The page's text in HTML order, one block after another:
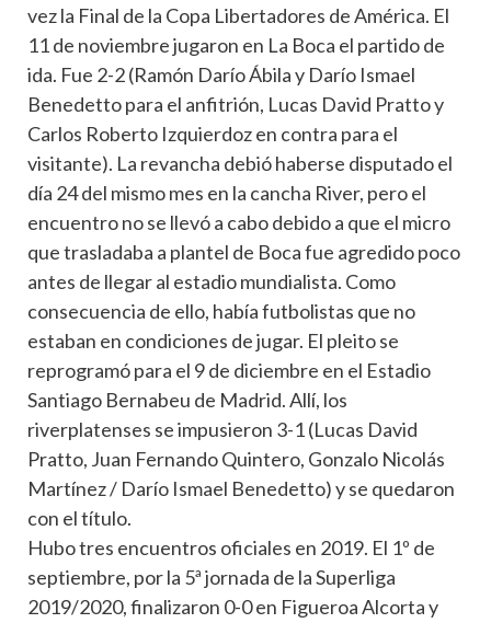
vez la Final de la Copa Libertadores de América. El
11 de noviembre jugaron en La Boca el partido de
ida. Fue 2-2 (Ramón Darío Ábila y Darío Ismael
Benedetto para el anfitrión, Lucas David Pratto y
Carlos Roberto Izquierdoz en contra para el
visitante). La revancha debió haberse disputado el
día 24 del mismo mes en la cancha River, pero el
encuentro no se llevó a cabo debido a que el micro
que trasladaba a plantel de Boca fue agredido poco
antes de llegar al estadio mundialista. Como
consecuencia de ello, había futbolistas que no
estaban en condiciones de jugar. El pleito se
reprogramó para el 9 de diciembre en el Estadio
Santiago Bernabeu de Madrid. Allí, los
riverplatenses se impusieron 3-1 (Lucas David
Pratto, Juan Fernando Quintero, Gonzalo Nicolás
Martínez / Darío Ismael Benedetto) y se quedaron
con el título.
Hubo tres encuentros oficiales en 2019. El 1º de
septiembre, por la 5ª jornada de la Superliga
2019/2020, finalizaron 0-0 en Figueroa Alcorta y